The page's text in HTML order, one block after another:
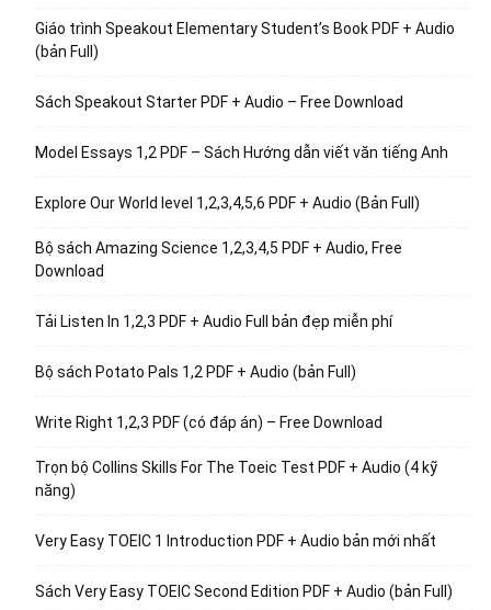
Giáo trình Speakout Elementary Student’s Book PDF + Audio
(bản Full)
Sách Speakout Starter PDF + Audio – Free Download
Model Essays 1,2 PDF – Sách Hướng dẫn viết văn tiếng Anh
Explore Our World level 1,2,3,4,5,6 PDF + Audio (Bản Full)
Bộ sách Amazing Science 1,2,3,4,5 PDF + Audio, Free
Download
Tải Listen In 1,2,3 PDF + Audio Full bản đẹp miễn phí
Bộ sách Potato Pals 1,2 PDF + Audio (bản Full)
Write Right 1,2,3 PDF (có đáp án) – Free Download
Trọn bộ Collins Skills For The Toeic Test PDF + Audio (4 kỹ
năng)
Very Easy TOEIC 1 Introduction PDF + Audio bản mới nhất
Sách Very Easy TOEIC Second Edition PDF + Audio (bản Full)